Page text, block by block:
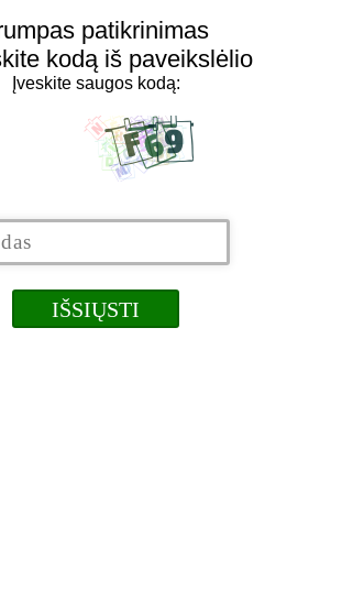
patikrinimas
kodą iš paveikslėlio
Įveskite saugos kodą: